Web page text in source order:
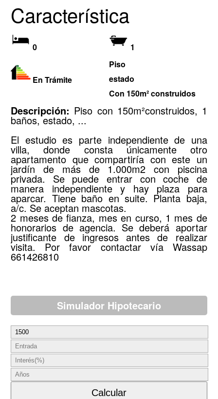
Característica
0 1
En Trámite
Piso
estado
Con 150m² construidos
Descripción: Piso con 150m²construidos, 1
baños, estado, ...
El estudio es parte independiente de una
villa, donde consta únicamente otro
apartamento que compartiría con este un
jardín de más de 1.000m2 con piscina
privada. Se puede entrar con coche de
manera independiente y hay plaza para
aparcar. Tiene baño en suite. Planta baja,
a/c. Se aceptan mascotas.
2 meses de fianza, mes en curso, 1 mes de
honorarios de agencia. Se deberá aportar
justificante de ingresos antes de realizar
visita. Por favor contactar vía Wassap
661426810
Simulador Hipotecario